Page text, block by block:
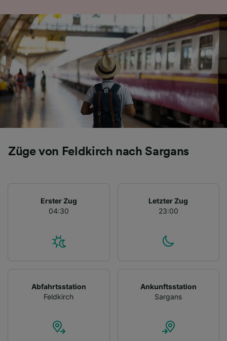
Züge von Feldkirch nach Sargans
Erster Zug
04:30
Letzter Zug
23:00
Abfahrtsstation
Feldkirch
Ankunftsstation
Sargans
Verwendung genauer Standortdaten.
Endgeräteeigenschaften zur Identifikation
aktiv abfragen. Speichern von oder Zugriff auf
Informationen auf einem Endgerät.
Personalisierte Werbung und Inhalte, Messung
von Werbeleistung und der Performance von
Inhalten, Zielgruppenforschung sowie
Entwicklung und Verbesserung von
Angeboten.
Liste der Partner (Lieferanten)